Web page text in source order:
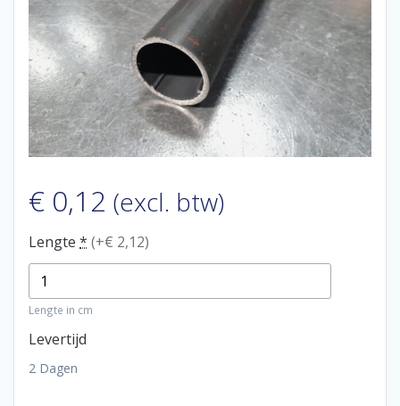
€ 0,12 (excl. btw)
Lengte * (+€ 2,12)
Lengte in cm
Levertijd
2 Dagen